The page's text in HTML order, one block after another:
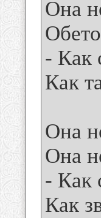
Она
- Как
Как
Она
Она
- Как
Как